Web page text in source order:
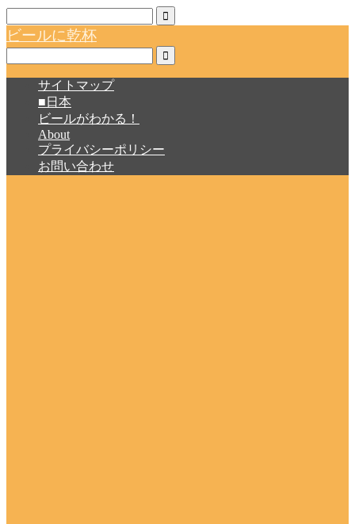
ビールに乾杯
サイトマップ
■日本
ビールがわかる！
About
プライバシーポリシー
お問い合わせ